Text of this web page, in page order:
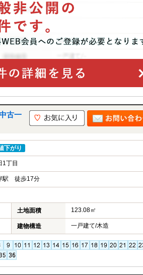
古一
下がり
1丁目
駅 徒歩17分
土地面積 123.08㎡
建物構造 一戸建て/木造